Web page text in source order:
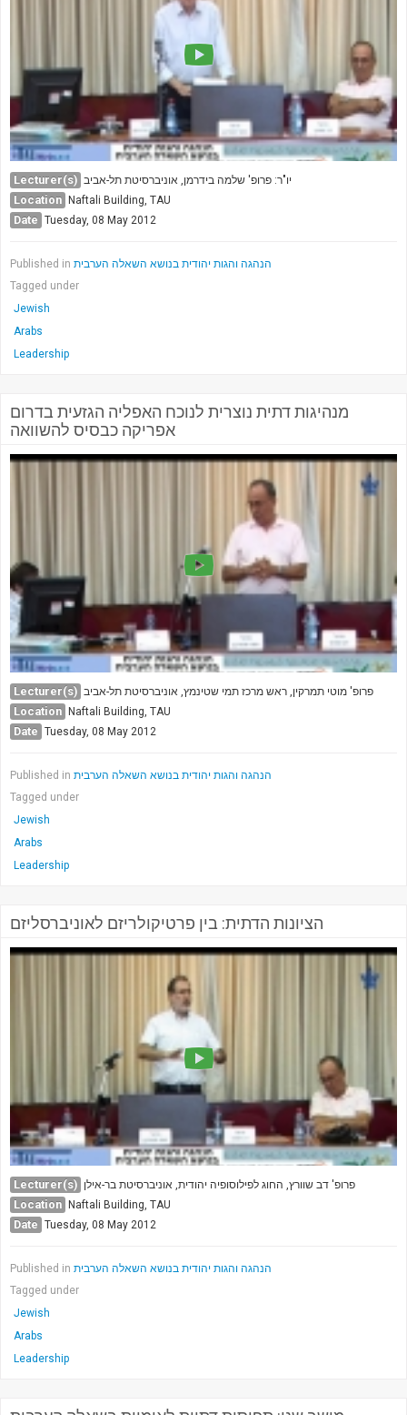
SEARCH
Search
Lecturer(s) יו"ר: פרופ' שלמה בידרמן, אוניברסיטת תל-אביב
Location Naftali Building, TAU
Date Tuesday, 08 May 2012
Published in הנהגה והגות יהודית בנושא השאלה הערבית
Tagged under
Jewish
Arabs
Leadership
מנהיגות דתית נוצרית לנוכח האפליה הגזעית בדרום
אפריקה כבסיס להשוואה
Lecturer(s) פרופ' מוטי תמרקין, ראש מרכז תמי שטינמץ, אוניברסיטת תל-אביב
Location Naftali Building, TAU
Date Tuesday, 08 May 2012
Published in הנהגה והגות יהודית בנושא השאלה הערבית
Tagged under
Jewish
Arabs
Leadership
הציונות הדתית: בין פרטיקולריזם לאוניברסליזם
Lecturer(s) פרופ' דב שוורץ, החוג לפילוסופיה יהודית, אוניברסיטת בר-אילן
Location Naftali Building, TAU
Date Tuesday, 08 May 2012
Published in הנהגה והגות יהודית בנושא השאלה הערבית
Tagged under
Jewish
Arabs
Leadership